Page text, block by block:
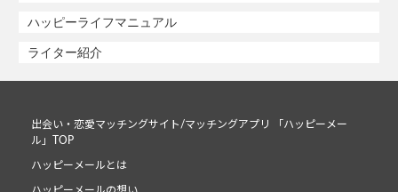
ハッピーライフマニュアル
ライター紹介
出会い・恋愛マッチングサイト/マッチングアプリ 「ハッピーメー
ル」TOP
ハッピーメールとは